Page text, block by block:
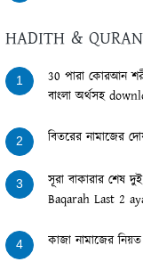
HADITH & QURAN
1
30 পারা কোরআন
বাংলা অর্থসহ
2 বিতরের নামাজের
3
সূরা বাকারার শেষ
Baqarah Last 2
4 কাজা নামাজের